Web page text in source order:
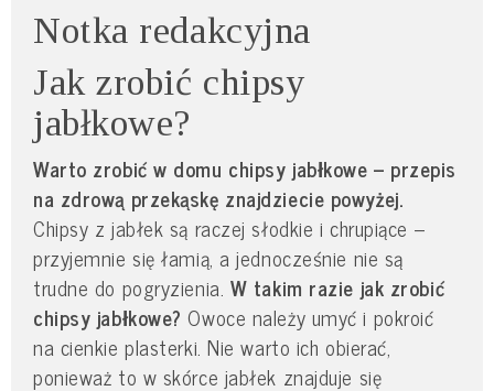
Notka redakcyjna
Jak zrobić chipsy
jabłkowe?
Warto zrobić w domu chipsy jabłkowe – przepis
na zdrową przekąskę znajdziecie powyżej.
Chipsy z jabłek są raczej słodkie i chrupiące –
przyjemnie się łamią, a jednocześnie nie są
trudne do pogryzienia. W takim razie jak zrobić
chipsy jabłkowe?Owoce należy umyć i pokroić
na cienkie plasterki. Nie warto ich obierać,
ponieważ to w skórce jabłek znajduje się